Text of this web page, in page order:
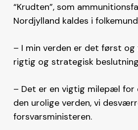
“Krudten”, som
Nordjylland kaldes i
– I min verden er det først
rigtig og strategisk
– Det er en vigtig milepæl for
den urolige verden, vi
forsvarsministeren.